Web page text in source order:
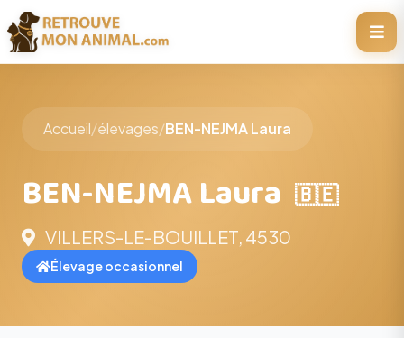
Accueil/élevages/BEN-NEJMA Laura
BEN-NEJMA Laura 🇧🇪
VILLERS-LE-BOUILLET, 4530
Élevage occasionnel